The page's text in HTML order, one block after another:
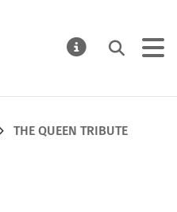
Suchen
THE QUEEN TRIBUTE